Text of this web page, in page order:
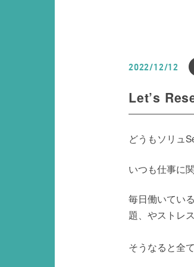
2022/12/12
Let’s
どうもソリュ
いつも仕事に
毎日働いてい
題、やストレ
そうなると全